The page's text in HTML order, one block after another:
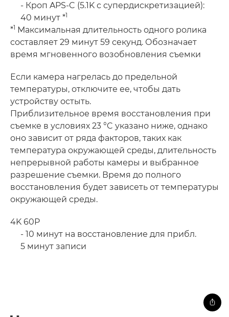
- Кроп APS-C (5.1K с супердискретизацией):
40 минут *1
*1 Максимальная длительность одного ролика
составляет 29 минут 59 секунд. Обозначает
время мгновенного возобновления съемки
Если камера нагрелась до предельной
температуры, отключите ее, чтобы дать
устройству остыть.
Приблизительное время восстановления при
съемке в условиях 23 °C указано ниже, однако
оно зависит от ряда факторов, таких как
температура окружающей среды, длительность
непрерывной работы камеры и выбранное
разрешение съемки. Время до полного
восстановления будет зависеть от температуры
окружающей среды.
4K 60P
- 10 минут на восстановление для прибл.
5 минут записи